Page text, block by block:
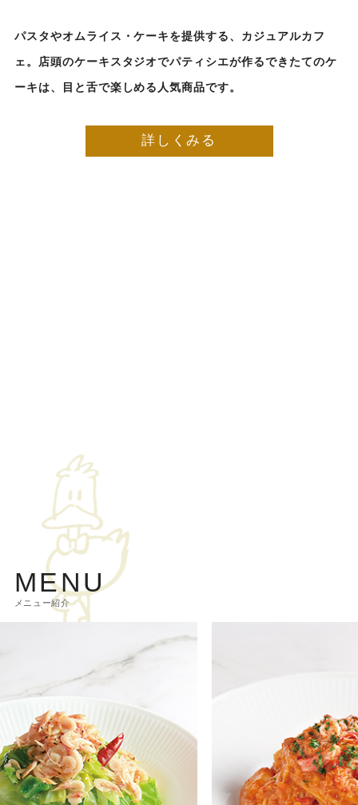
パスタやオムライス・ケーキを提供する、カジュアルカフ
ェ。店頭のケーキスタジオでパティシエが作るできたてのケ
ーキは、目と舌で楽しめる人気商品です。
詳しくみる
MENU
メニュー紹介